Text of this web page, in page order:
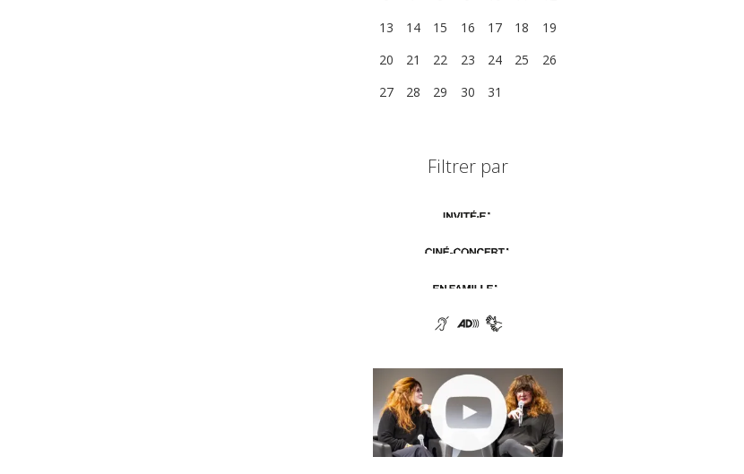
13
14 15 16 17 18
19
20
21 22 23 24 25
26
27
28 29 30 31
Filtrer par